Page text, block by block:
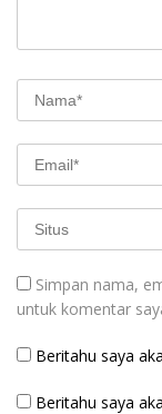
Simpan nama,
untuk komentar
Beritahu saya
Beritahu saya